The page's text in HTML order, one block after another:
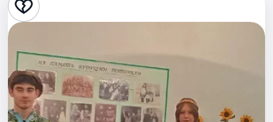
Стендап
Выставки
Квесты
Экскурсии